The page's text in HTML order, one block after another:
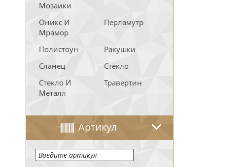
Мозаики
Оникс И
Мрамор
Перламутр
Полистоун
Ракушки
Сланец
Стекло
Стекло И
Металл
Травертин
Артикул